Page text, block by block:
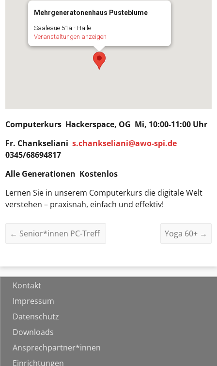
Mehrgeneratonenhaus Pusteblume
Saaleaue 51a - Halle
Veranstaltungen anzeigen
Computerkurs Hackerspace, OG Mi, 10:00-11:00 Uhr
Fr. Chankselianis.chankseliani@awo-spi.de
0345/68694817
Alle Generationen Kostenlos
Lernen Sie in unserem Computerkurs die digitale Welt
verstehen – praxisnah, einfach und effektiv!
← Senior*innen PC-Treff Yoga 60+ →
Kontakt
Impressum
Datenschutz
Downloads
Ansprechpartner*innen
Einrichtungen